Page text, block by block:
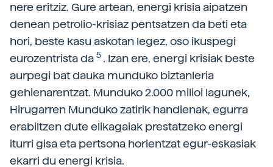
nere eritziz. Gure artean, energi krisia aipatzen
denean petrolio-krisiaz pentsatzen da beti eta
hori, beste kasu askotan legez, oso ikuspegi
eurozentrista da 5 . Izan ere, energi krisiak beste
aurpegi bat dauka munduko biztanleria
gehienarentzat. Munduko 2.000 milioi lagunek,
Hirugarren Munduko zatirik handienak, egurra
erabiltzen dute elikagaiak prestatzeko energi
iturri gisa eta pertsona horientzat egur-eskasiak
ekarri du energi krisia.